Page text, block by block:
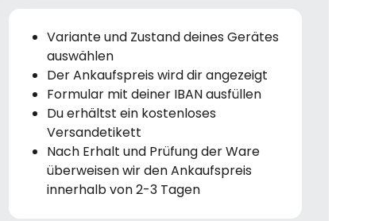
Variante und Zustand deines Gerätes
auswählen
Der Ankaufspreis wird dir angezeigt
Formular mit deiner IBAN ausfüllen
Du erhältst ein kostenloses
Versandetikett
Nach Erhalt und Prüfung der Ware
überweisen wir den Ankaufspreis
innerhalb von 2-3 Tagen